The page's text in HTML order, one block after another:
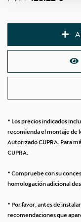
* Los precios indicados
recomienda el montaje de
Autorizado CUPRA. Para
CUPRA.
* Compruebe con su
homologación adicional
* Por favor, antes de
recomendaciones que